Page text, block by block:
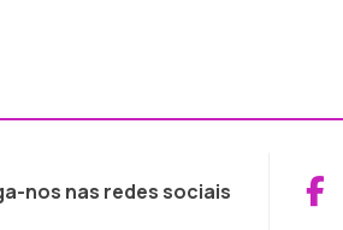
nos nas redes sociais